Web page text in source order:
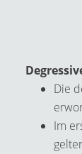
Die
Im